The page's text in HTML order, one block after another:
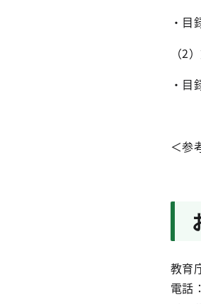
・
（2
・
＜参
教育
電話